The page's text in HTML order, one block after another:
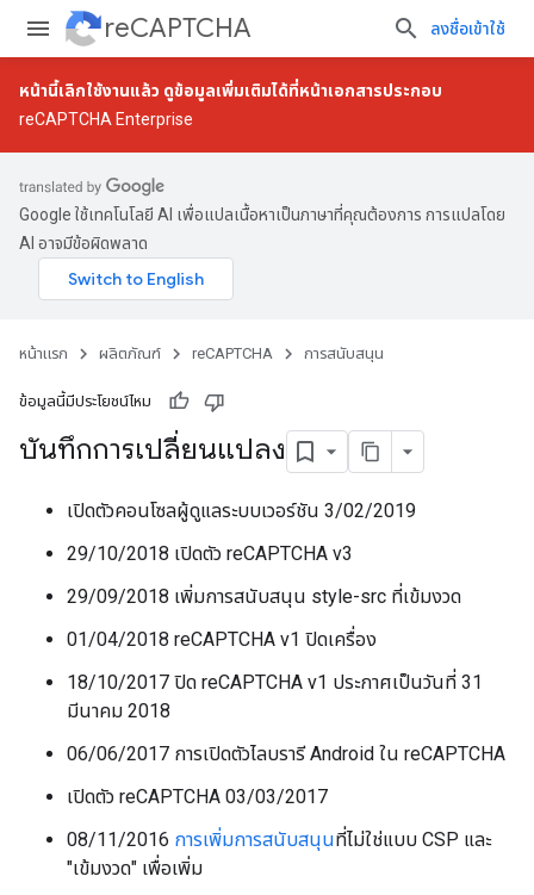
reCAPTCHA ลงชื่อเข้าใช้
หน้านี้เลิกใช้งานแล้ว ดูข้อมูลเพิ่มเติมได้ที่หน้าเอกสารประกอบ
reCAPTCHA Enterprise
Google ใช้เทคโนโลยี AI เพื่อแปลเนื้อหาเป็นภาษาที่คุณต้องการ การแปลโดย
AI อาจมีข้อผิดพลาด
หน้าแรก ผลิตภัณฑ์ reCAPTCHA การสนับสนุน
ข้อมูลนี้มีประโยชน์ไหม
บันทึกการเปลี่ยนแปลง
เปิดตัวคอนโซลผู้ดูแลระบบเวอร์ชัน 3/02/2019
29/10/2018 เปิดตัว reCAPTCHA v3
29/09/2018 เพิ่มการสนับสนุน style-src ที่เข้มงวด
01/04/2018 reCAPTCHA v1 ปิดเครื่อง
18/10/2017 ปิด reCAPTCHA v1 ประกาศเป็นวันที่ 31
มีนาคม 2018
06/06/2017 การเปิดตัวไลบรารี Android ใน reCAPTCHA
เปิดตัว reCAPTCHA 03/03/2017
08/11/2016 การเพิ่มการสนับสนุนที่ไม่ใช่แบบ CSP และ
"เข้มงวด" เพื่อเพิ่ม